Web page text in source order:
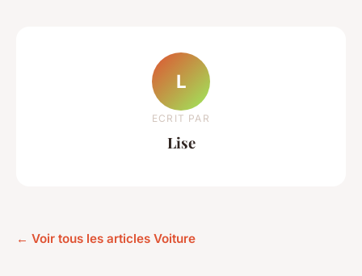
L
ECRIT PAR
Lise
← Voir tous les articles Voiture